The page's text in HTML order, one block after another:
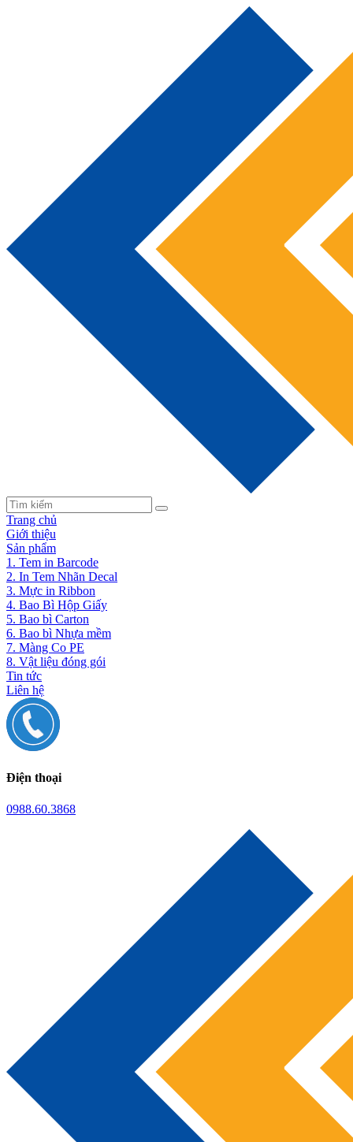
Trang chủ
Giới thiệu
Sản phẩm
1. Tem in Barcode
2. In Tem Nhãn Decal
3. Mực in Ribbon
4. Bao Bì Hộp Giấy
5. Bao bì Carton
6. Bao bì Nhựa mềm
7. Màng Co PE
8. Vật liệu đóng gói
Tin tức
Liên hệ
Điện thoại
0988.60.3868